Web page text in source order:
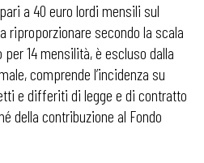
a 40 euro lordi mensili sul
riproporzionare secondo la scala
14 mensilità, è escluso dalla
comprende l’incidenza su
e differiti di legge e di contratto
della contribuzione al Fondo